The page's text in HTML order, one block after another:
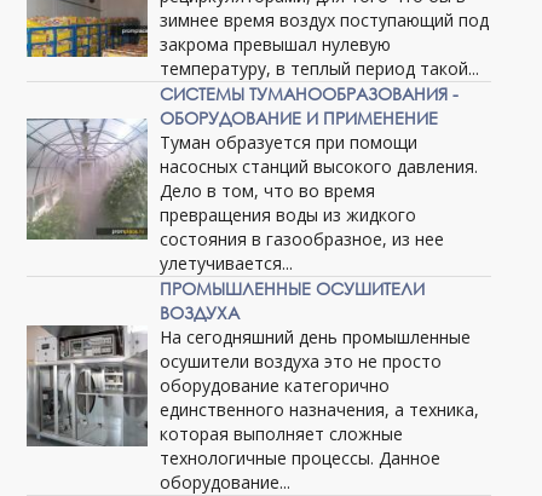
зимнее время воздух поступающий под
закрома превышал нулевую
температуру, в теплый период такой...
СИСТЕМЫ ТУМАНООБРАЗОВАНИЯ -
ОБОРУДОВАНИЕ И ПРИМЕНЕНИЕ
Туман образуется при помощи
насосных станций высокого давления.
Дело в том, что во время
превращения воды из жидкого
состояния в газообразное, из нее
улетучивается...
ПРОМЫШЛЕННЫЕ ОСУШИТЕЛИ
ВОЗДУХА
На сегодняшний день промышленные
осушители воздуха это не просто
оборудование категорично
единственного назначения, а техника,
которая выполняет сложные
технологичные процессы. Данное
оборудование...